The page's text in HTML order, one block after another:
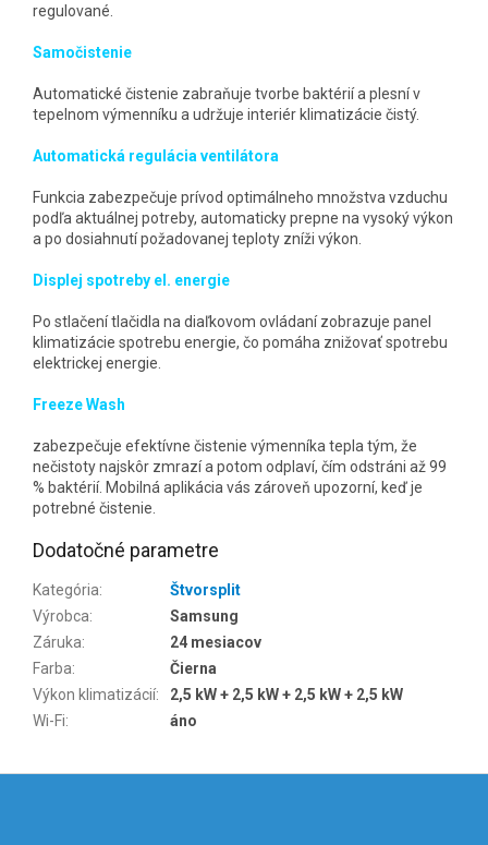
regulované.
Samočistenie
Automatické čistenie zabraňuje tvorbe baktérií a plesní v
tepelnom výmenníku a udržuje interiér klimatizácie čistý.
Automatická regulácia ventilátora
Funkcia zabezpečuje prívod optimálneho množstva vzduchu
podľa aktuálnej potreby, automaticky prepne na vysoký výkon
a po dosiahnutí požadovanej teploty zníži výkon.
Displej spotreby el. energie
Po stlačení tlačidla na diaľkovom ovládaní zobrazuje panel
klimatizácie spotrebu energie, čo pomáha znižovať spotrebu
elektrickej energie.
Freeze Wash
zabezpečuje efektívne čistenie výmenníka tepla tým, že
nečistoty najskôr zmrazí a potom odplaví, čím odstráni až 99
% baktérií. Mobilná aplikácia vás zároveň upozorní, keď je
potrebné čistenie.
Dodatočné parametre
Kategória:
Štvorsplit
Výrobca:
Samsung
Záruka:
24 mesiacov
Farba:
Čierna
Výkon klimatizácií:
2,5 kW + 2,5 kW + 2,5 kW + 2,5 kW
Wi-Fi: áno